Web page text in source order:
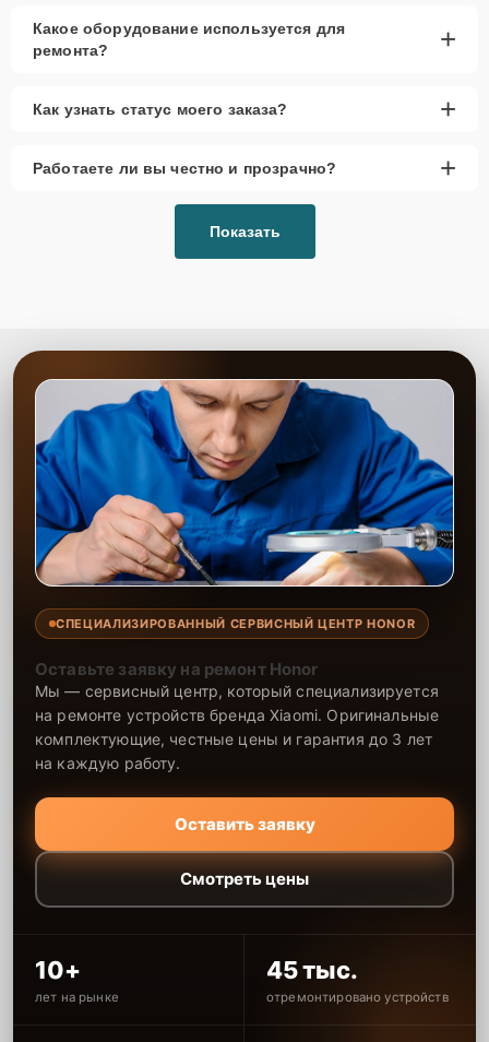
Какое оборудование используется для
ремонта?
+
Как узнать статус моего заказа? +
Работаете ли вы честно и прозрачно? +
Показать
СПЕЦИАЛИЗИРОВАННЫЙ СЕРВИСНЫЙ ЦЕНТР HONOR
Оставьте заявку на ремонт Honor
Мы — сервисный центр, который специализируется
на ремонте устройств бренда Xiaomi. Оригинальные
комплектующие, честные цены и гарантия до 3 лет
на каждую работу.
Оставить заявку
Смотреть цены
10+
лет на рынке
45 тыс.
отремонтировано устройств